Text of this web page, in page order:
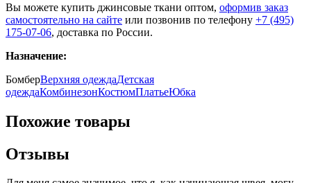
Вы можете купить джинсовые ткани оптом, оформив заказ
самостоятельно на сайте или позвонив по телефону +7 (495)
175-07-06, доставка по России.
Назначение:
БомберВерхняя одеждаДетская
одеждаКомбинезонКостюмПлатьеЮбка
Похожие товары
Отзывы